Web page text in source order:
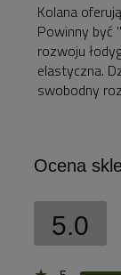
Kolana
Powinny być
rozwoju
elastyczna.
swobodny
Ocena
5.0